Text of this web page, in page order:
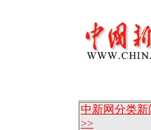
中新网分类新
>>